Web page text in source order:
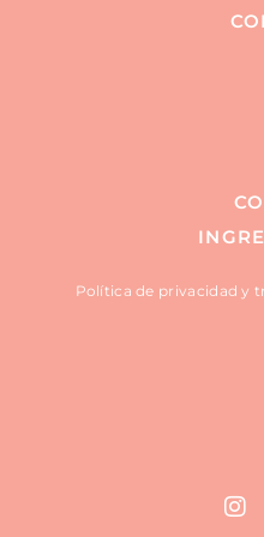
Política de privacidad y